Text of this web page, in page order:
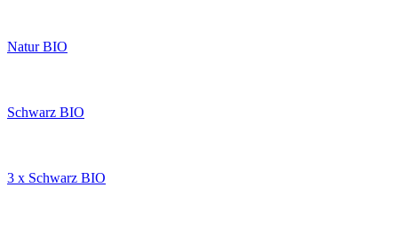
Natur BIO
Schwarz BIO
3 x Schwarz BIO